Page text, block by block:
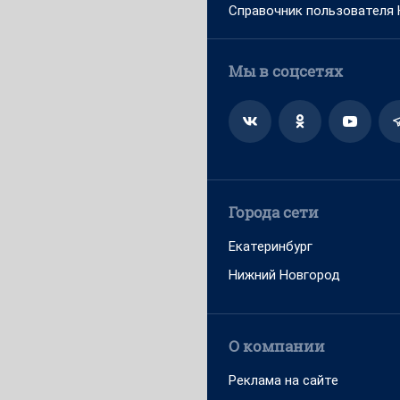
Справочник пользователя
Мы в соцсетях
Города сети
Екатеринбург
Нижний Новгород
О компании
Реклама на сайте